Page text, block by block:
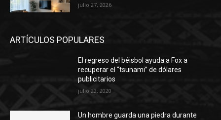
julio 27, 2026
ARTÍCULOS POPULARES
El regreso del béisbol ayuda a Fox a
recuperar el “tsunami” de dólares
publicitarios
julio 22, 2020
Un hombre guarda una piedra durante